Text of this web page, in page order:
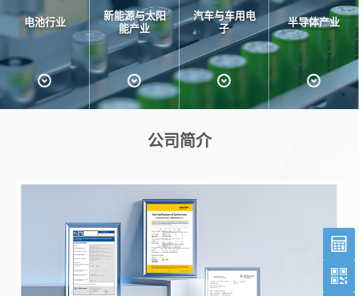
电池行业
新能源与太阳
能产业
汽车与车用电
子
半导体产业
公司简介